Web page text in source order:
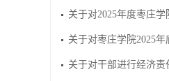
关于对2025年度枣庄
关于对枣庄学院2025
关于对干部进行经济责